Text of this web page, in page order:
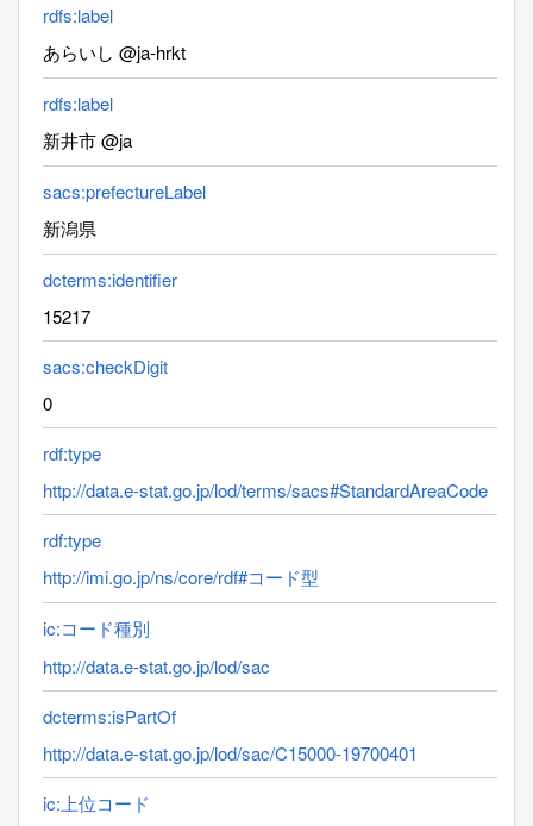
rdfs:label
あらいし @ja-hrkt
rdfs:label
新井市 @ja
sacs:prefectureLabel
新潟県
dcterms:identifier
15217
sacs:checkDigit
0
rdf:type
http://data.e-stat.go.jp/lod/terms/sacs#StandardAreaCode
rdf:type
http://imi.go.jp/ns/core/rdf#コード型
ic:コード種別
http://data.e-stat.go.jp/lod/sac
dcterms:isPartOf
http://data.e-stat.go.jp/lod/sac/C15000-19700401
ic:上位コード